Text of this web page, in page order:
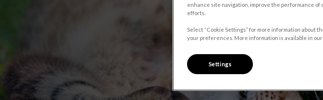
enhance site navigation, improve the performance
efforts.
Select “Cookie Settings” for more information about
your preferences. More information is available in our
Settings